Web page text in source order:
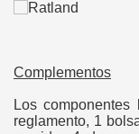
Complementos
Los
reglamento, 1